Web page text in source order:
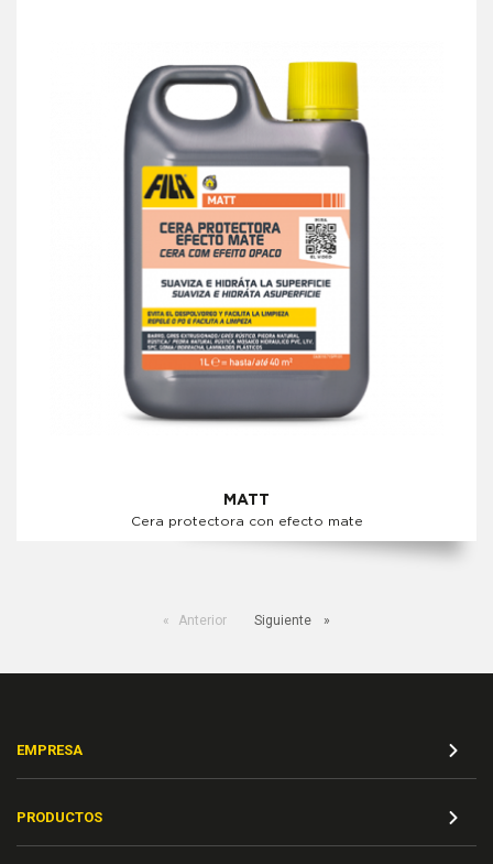
MATT
Cera protectora con efecto mate
Anterior Siguiente
EMPRESA
PRODUCTOS